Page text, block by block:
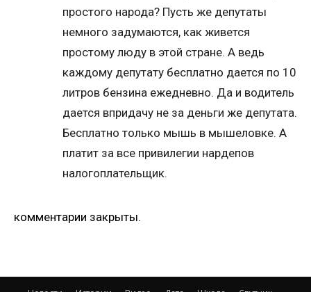
простого народа? Пусть же депутаты
немного задумаются, как живется
простому люду в этой стране. А ведь
каждому депутату бесплатно дается по 10
литров бензина ежедневно. Да и водитель
дается впридачу не за деньги же депутата.
Бесплатно только мышь в мышеловке. А
платит за все привилегии нардепов
налогоплательщик.
комментарии закрыты.